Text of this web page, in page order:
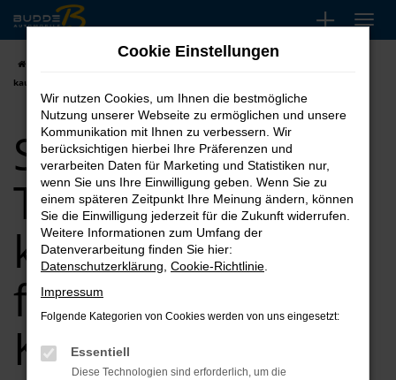
Zum
Hauptinhalt
springen
Seat Leon Tageszulassung
kaufen, leasen, finanzieren für Krefeld
Seat Leon
Tageszulassung
kaufen, leasen,
finanzieren für
Krefeld
Cookie Einstellungen
Wir nutzen Cookies, um Ihnen die bestmögliche
Nutzung unserer Webseite zu ermöglichen und unsere
Kommunikation mit Ihnen zu verbessern. Wir
berücksichtigen hierbei Ihre Präferenzen und
verarbeiten Daten für Marketing und Statistiken nur,
wenn Sie uns Ihre Einwilligung geben. Wenn Sie zu
einem späteren Zeitpunkt Ihre Meinung ändern, können
Sie die Einwilligung jederzeit für die Zukunft widerrufen.
Weitere Informationen zum Umfang der
Datenverarbeitung finden Sie hier:
Datenschutzerklärung Cookie-Richtlinie
Impressum
Folgende Kategorien von Cookies werden von uns eingesetzt:
Essentiell
Diese Technologien sind erforderlich, um die